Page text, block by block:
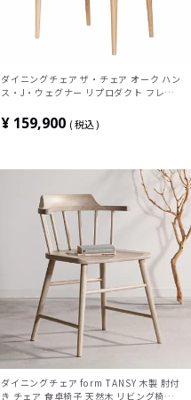
ダイニングチェア ザ・チェア オーク ハン
ス・J・ウェグナー リプロダクト フレー
ェア
¥ 159,900 税込
ダイニングチェア form TANSY 木製 肘付
き チェア 食卓椅子 天然木 リビング椅子